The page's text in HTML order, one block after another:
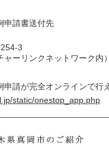
申請書送付先
3
ャーリンクネットワーク
請が完全オンラインで行
static/onestop_app.php